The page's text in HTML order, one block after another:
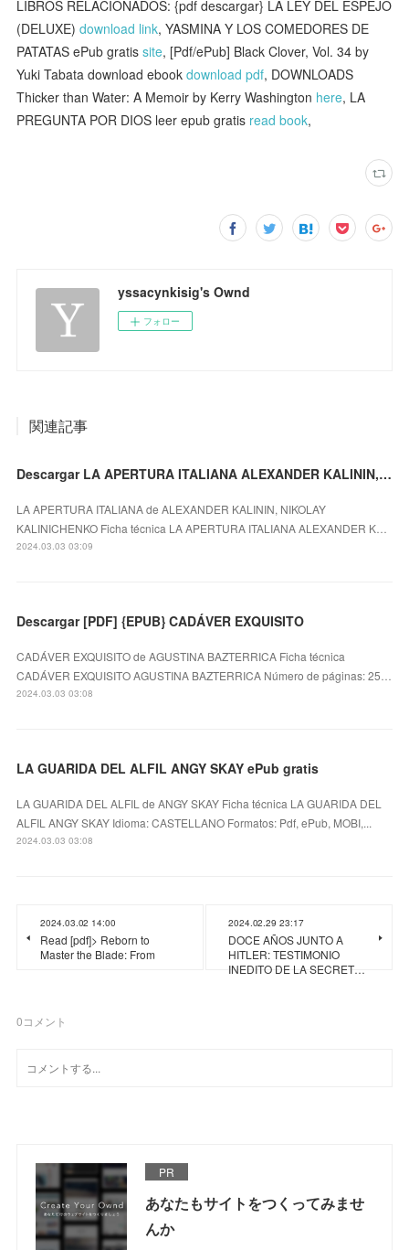
LIBROS RELACIONADOS: {pdf descargar} LA LEY DEL ESPEJO
(DELUXE)download link, YASMINA Y LOS COMEDORES DE
PATATAS ePub gratissite, [Pdf/ePub] Black Clover, Vol. 34 by
Yuki Tabata download ebookdownload pdf, DOWNLOADS
Thicker than Water: A Memoir by Kerry Washington here, LA
PREGUNTA POR DIOS leer epub gratis read book,
yssacynkisig's Ownd
フォロー
関連記事
Descargar LA APERTURA ITALIANA ALEXANDER KALININ, NIKOLAY KALINICHENKO Gratis - EPUB, PDF y MOBI
LA APERTURA ITALIANA de ALEXANDER KALININ, NIKOLAY
KALINICHENKO Ficha técnica LA APERTURA ITALIANA ALEXANDER K…
2024.03.03 03:09
Descargar [PDF] {EPUB} CADÁVER EXQUISITO
CADÁVER EXQUISITO de AGUSTINA BAZTERRICA Ficha técnica
CADÁVER EXQUISITO AGUSTINA BAZTERRICA Número de páginas: 25…
2024.03.03 03:08
LA GUARIDA DEL ALFIL ANGY SKAY ePub gratis
LA GUARIDA DEL ALFIL de ANGY SKAY Ficha técnica LA GUARIDA DEL
ALFIL ANGY SKAY Idioma: CASTELLANO Formatos: Pdf, ePub, MOBI,...
2024.03.03 03:08
2024.03.02 14:00
Read [pdf]> Reborn to
Master the Blade: From
2024.02.29 23:17
DOCE AÑOS JUNTO A
HITLER: TESTIMONIO
INEDITO DE LA SECRET…
0コメント
PR
あなたもサイトをつくってみませ
んか